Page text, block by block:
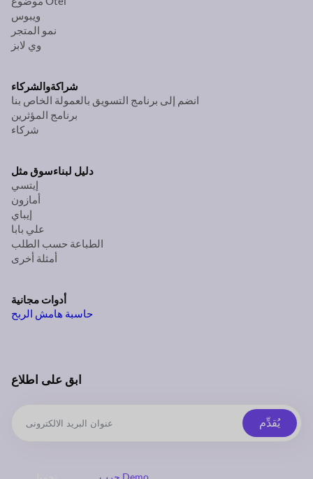
ويبوس
نمو المتجر
وي لابز
شراكةوالشركاء
انضم إلى برنامج التسويق بالعمولة الخاص بنا
برنامج المؤثرين
شركاء
دليل لبناءسوق مثل
إيتسي
أمازون
إيباي
علي بابا
الطباعة حسب الطلب
أمثلة أخرى
أدوات مجانية
حاسبة هامش الربح
ابق على اطلاع
يُقدِّم
جرب Demo